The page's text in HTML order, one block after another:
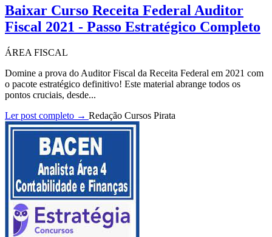
Baixar Curso Receita Federal Auditor
Fiscal 2021 - Passo Estratégico Completo
ÁREA FISCAL
Domine a prova do Auditor Fiscal da Receita Federal em 2021 com
o pacote estratégico definitivo! Este material abrange todos os
pontos cruciais, desde...
Ler post completo → Redação Cursos Pirata